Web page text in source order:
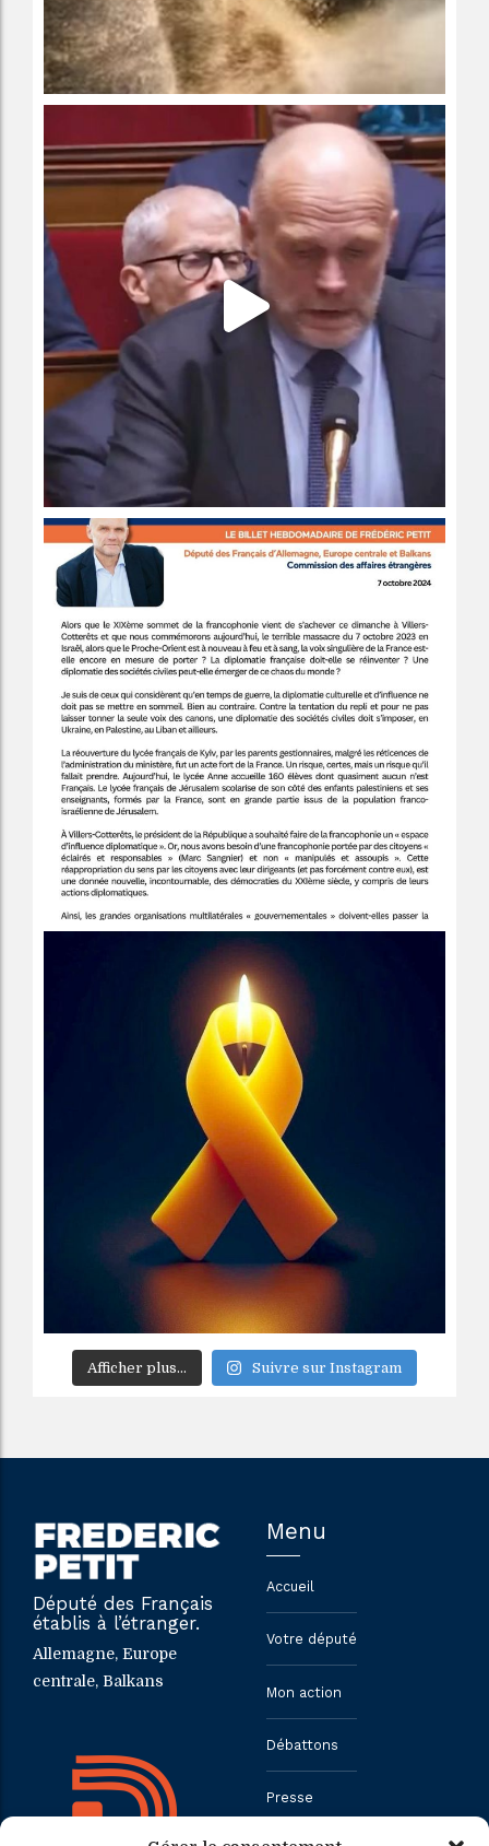
Afficher plus... Suivre sur Instagram
Député des Français
établis à l’étranger.
Allemagne, Europe
centrale, Balkans
Menu
Accueil
Votre député
Mon action
Débattons
Presse